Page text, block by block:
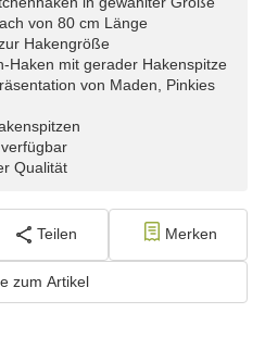
von 80 cm Länge
Hakengröße
Haken mit gerader Hakenspitze
von Maden, Pinkies
Qualität
Teilen Merken
zum Artikel